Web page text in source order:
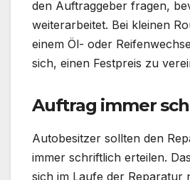
den Auftraggeber fragen,
weiterarbeitet. Bei kleinen
einem Öl- oder
sich, einen Festpreis zu
Auftrag immer
Autobesitzer sollten den
immer schriftlich erteilen.
sich im Laufe der Reparatur